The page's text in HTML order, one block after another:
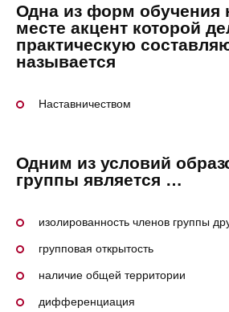
Одна из форм обучения
месте акцент которой
практическую
называется
Наставничеством
Одним из условий
группы является …
изолированность членов группы
групповая открытость
наличие общей территории
дифференциация